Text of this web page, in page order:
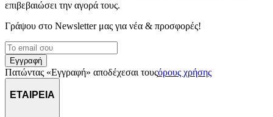
διαφημίσεις και περιεχόμενο, την καλύτερη εικόνα του κοινού
μας και την ανάπτυξη προϊόντων. Επίσης, κοινοποιούμε
τοποθεσίας μας στους συνεργάτες μέσων κοινωνικής
δικτύωσης, διαφημίσεων και ανάλυσης.
επιβεβαιώσει την αγορά τους.
Γράψου στο Νewsletter μας για νέα & προσφορές!
Εγγραφή
Πατώντας «Εγγραφή» αποδέχεσαι τουςόρους χρήσης
ΕΤΑΙΡΕΙΑ